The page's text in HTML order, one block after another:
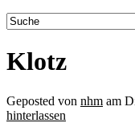
Klotz
Geposted von nhm am
hinterlassen